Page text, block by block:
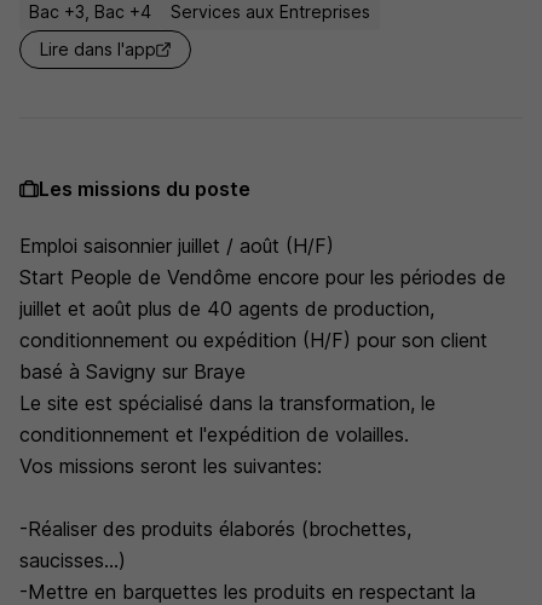
Bac +3, Bac +4
Services aux Entreprises
Lire dans l'app
Les missions du poste
Emploi saisonnier juillet / août (H/F)
Start People de Vendôme encore pour les périodes de
juillet et août plus de 40 agents de production,
conditionnement ou expédition (H/F) pour son client
basé à Savigny sur Braye
Le site est spécialisé dans la transformation, le
conditionnement et l'expédition de volailles.
Vos missions seront les suivantes:
-Réaliser des produits élaborés (brochettes,
saucisses...)
-Mettre en barquettes les produits en respectant la